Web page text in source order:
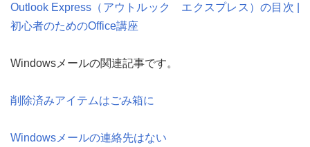
Outlook Express（アウトルック エクスプレス）の目次 |
初心者のためのOffice講座
Windowsメールの関連記事です。
削除済みアイテムはごみ箱に
Windowsメールの連絡先はない